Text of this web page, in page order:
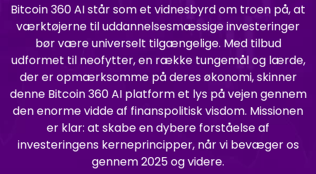
Bitcoin 360 AI står som et vidnesbyrd om troen på, at
værktøjerne til uddannelsesmæssige investeringer
bør være universelt tilgængelige. Med tilbud
udformet til neofytter, en række tungemål og lærde,
der er opmærksomme på deres økonomi, skinner
denne Bitcoin 360 AI platform et lys på vejen gennem
den enorme vidde af finanspolitisk visdom. Missionen
er klar: at skabe en dybere forståelse af
investeringens kerneprincipper, når vi bevæger os
gennem 2025 og videre.